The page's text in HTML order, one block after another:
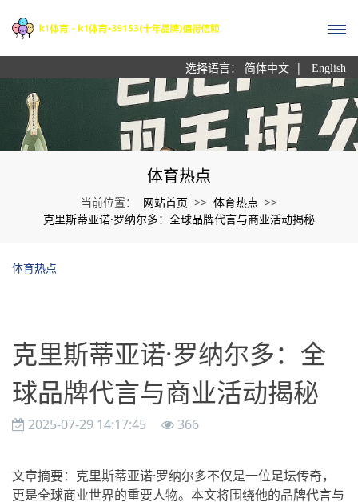
选择语言： 简体中文 | English
体育热点
当前位置： 网站首页 >> 体育热点 >>
克里斯蒂亚诺·罗纳尔多：全球品牌代言与商业活动揭秘
体育热点
克里斯蒂亚诺·罗纳尔多：全
球品牌代言与商业活动揭秘
2025-07-29 14:17:45 366
文章摘要：克里斯蒂亚诺·罗纳尔多不仅是一位足坛传奇，
更是全球商业世界的重要人物。本文将围绕他的品牌代言与